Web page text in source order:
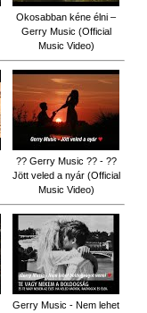
Okosabban kéne élni –
Gerry Music (Official
Music Video)
?? Gerry Music ?? - ??
Jött veled a nyár (Official
Music Video)
Gerry Music - Nem lehet